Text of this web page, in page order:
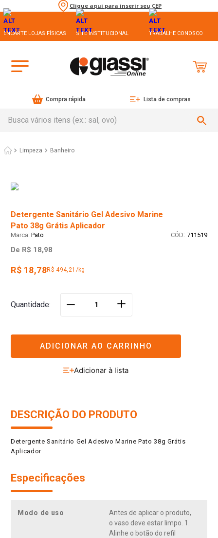
Clique aqui para inserir seu CEP
ENCARTE LOJAS FÍSICAS SITE INSTITUCIONAL TRABALHE CONOSCO
Compra rápida Lista de compras
Limpeza Banheiro
Detergente Sanitário Gel Adesivo Marine
Pato 38g Grátis Aplicador
Pato : 711519
De R$ 18,98
R$ 18,78R$ 494,21/kg
Quantidade ＋
ADICIONAR AO CARRINHO
DESCRIÇÃO DO PRODUTO
Detergente Sanitário Gel Adesivo Marine Pato 38g Grátis
Aplicador
Especificações
Modo de uso
Antes de aplicar o produto,
o vaso deve estar limpo. 1.
Alinhe o botão do refil